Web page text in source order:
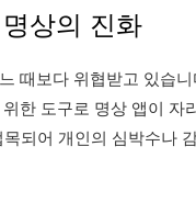
상의 진화
때보다 위협받고 있습
한 도구로 명상 앱이 자
되어 개인의 심박수나